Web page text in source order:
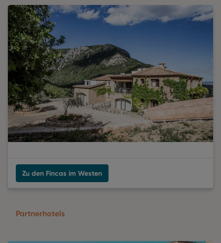
Zu den Fincas im Westen
Partnerhotels